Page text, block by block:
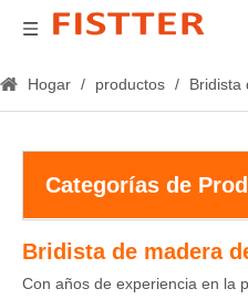
Hogar / productos / Bridista
Categorías de
Bridista de madera
Con años de experiencia en la